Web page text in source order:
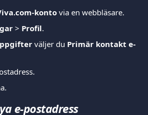
konto via en webbläsare.
> Profil.
väljer du Primär kontakt e-
e-postadress